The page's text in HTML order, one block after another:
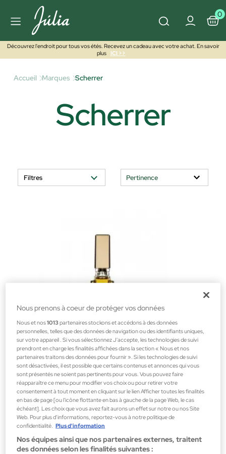
0
Découvrez l'endroit pour tous vos étés. Recevez un cadeau avec votre achat. En savoir
plus
ICI >>
Accueil Marques Scherrer
Scherrer
Filtres
Scherrer
Scherrer 2 Eau De Toilette 100ml
Parfums pour femme
76,65 €
Nous prenons à coeur de protéger vos données
Nous et nos1013partenaires stockons et accédons à des données
personnelles, telles que des données de navigation ou des identifiants uniques,
sur votre appareil . Si vous sélectionnez J'accepte, les technologies de suivi
prendront en charge les finalités affichées dans la section « Nous et nos
partenaires traitons des données pour fournir ». Si les technologies de suivi
sont désactivées, il est possible que certains contenus et annonces qui vous
sont présentés ne soient pas pertinents pour vous. Vous pouvez faire
réapparaître ce menu pour modifier vos choix ou pour retirer votre
consentement à tout moment en cliquant sur le lien Afficher toutes les finalités
en bas de page [ou l'icône flottante en bas à gauche de la page Web, le cas
échéant]. Les choix que vous avez fait aurons un effet sur notre ou nos Site
Web. Pour plus d’informations, reportez-vous à notre politique de
confidentialité. Plus d'information
Nos équipes ainsi que nos partenaires externes, traitent
des données selon les finalités suivantes :